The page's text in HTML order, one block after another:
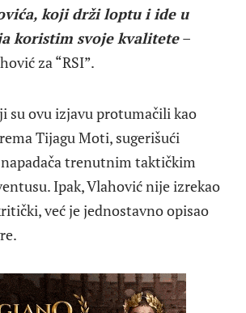
koji drži loptu i ide u
koristim svoje kvalitete –
za “RSI”.
su ovu izjavu protumačili kao
Tijagu Moti, sugerišući
trenutnim taktičkim
Ipak, Vlahović nije izrekao
već je jednostavno opisao